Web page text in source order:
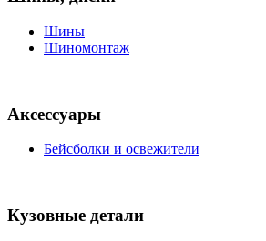
Шины
Шиномонтаж
Аксессуары
Бейсболки и освежители
Кузовные детали